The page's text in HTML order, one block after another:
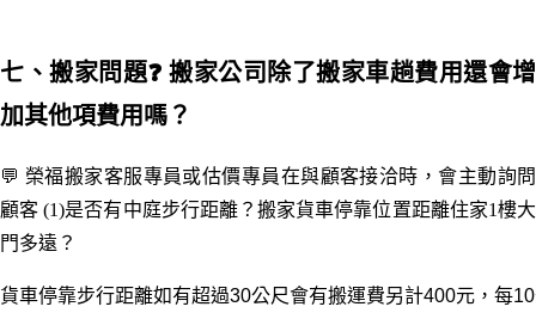
七、搬家問題❓ 搬家公司除了搬家車趟費用還會增
加其他項費用嗎？
💬 榮福搬家客服專員或估價專員在與顧客接洽時，會主動詢問
顧客 (1)是否有中庭步行距離？搬家貨車停靠位置距離住家1樓大
門多遠？
貨車停靠步行距離如有超過30公尺會有搬運費另計400元，每